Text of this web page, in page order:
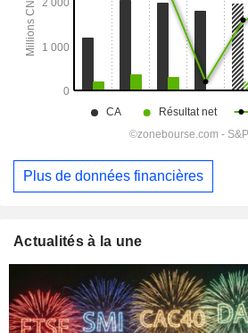
Plus de données financières
Actualités à la une